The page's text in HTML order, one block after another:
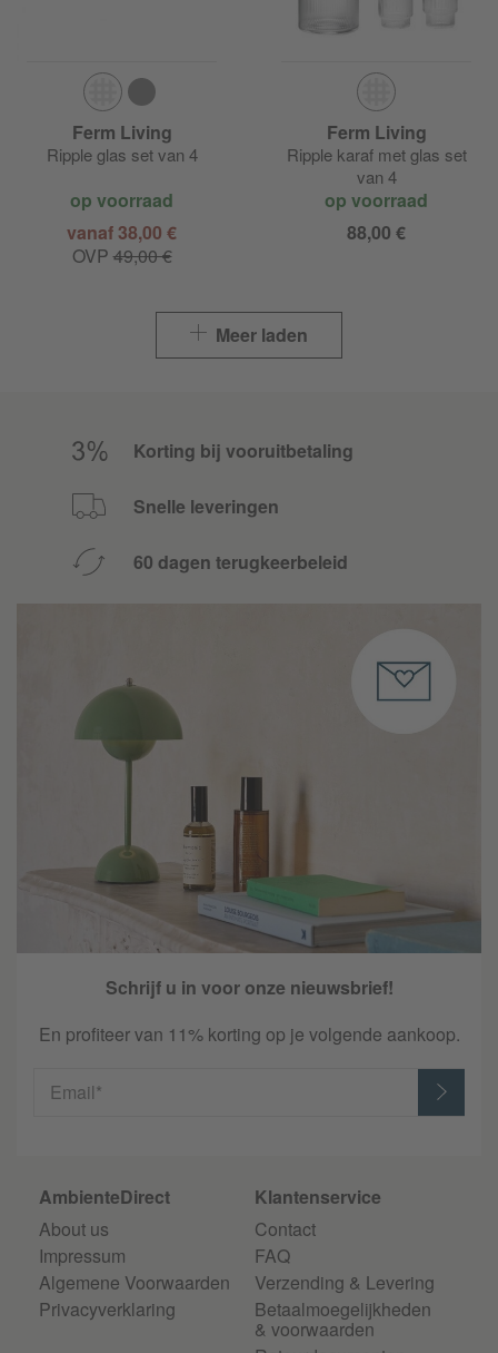
Ferm Living
Ripple glas set van 4
op voorraad
vanaf 38,00 €
OVP49,00 €
Ferm Living
Ripple karaf met glas set
van 4
op voorraad
88,00 €
Meer laden
Korting bij vooruitbetaling
Snelle leveringen
60 dagen terugkeerbeleid
Schrijf u in voor onze nieuwsbrief!
En profiteer van 11% korting op je volgende aankoop.
Email*
AmbienteDirect
About us
Impressum
Algemene Voorwaarden
Privacyverklaring
Klantenservice
Contact
FAQ
Verzending & Levering
Betaalmoegelijkheden
& voorwaarden